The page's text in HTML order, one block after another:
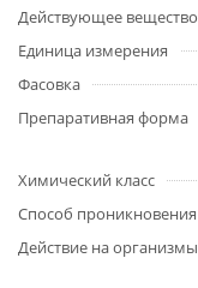
Действующее вещество
Единица измерения
Фасовка
Препаративная форма
Химический класс
Способ проникновения
Действие на организмы